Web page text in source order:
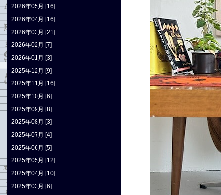
2026年05月 [16]
2026年04月 [16]
2026年03月 [21]
2026年02月 [7]
2026年01月 [3]
2025年12月 [9]
2025年11月 [16]
2025年10月 [6]
2025年09月 [8]
2025年08月 [3]
2025年07月 [4]
2025年06月 [5]
2025年05月 [12]
2025年04月 [10]
2025年03月 [6]